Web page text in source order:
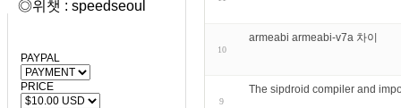
◎위챗 : speedseoul
PAYPAL
PRICE
10
armeabi armeabi-v7a 차이
9
The sipdroid compiler and